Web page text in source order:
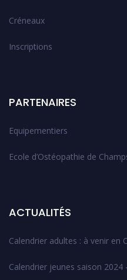
Créneaux
Inscriptions
PARTENAIRES
Equipementiers
Ecole d’Ostéopathie de
ACTUALITÉS
Calendrier adultes : à venir en
Calendrier jeunes saison 2024